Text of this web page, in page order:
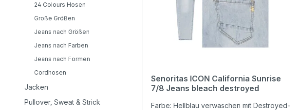
24 Colours Hosen
Große Größen
Jeans nach Größen
Jeans nach Farben
Jeans nach Formen
Cordhosen
Jacken
Pullover, Sweat & Strick
Senoritas ICON California Sunrise
7/8 Jeans bleach destroyed
Farbe: Hellblau verwaschen mit Destroyed-